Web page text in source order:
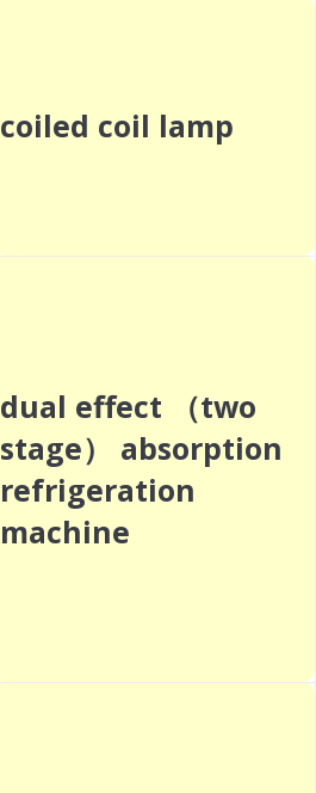
coiled coil lamp
dual effect （two
stage） absorption
refrigeration
machine